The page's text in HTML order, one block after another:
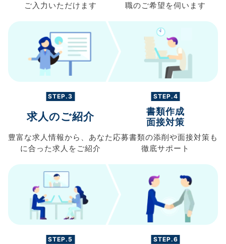
ご入力 いただけます
職のご希望を伺います
STEP.3
求人のご紹介
豊富な求人情報から、 あなた
に合った求人を ご紹介
STEP.4
書類作成
面接対策
応募書類の添削や面接対策も
徹底サポート
STEP.5 STEP.6